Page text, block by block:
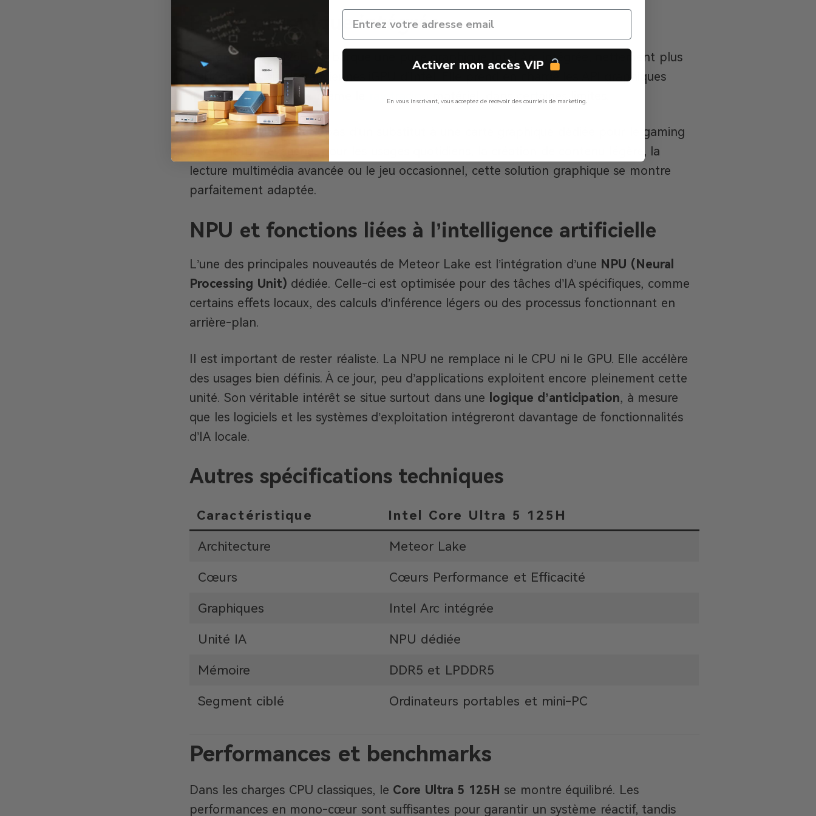
Partie graphique intégrée
Le Core Ultra 5 125H embarque une puce graphique Intel Arc intégrée, nettement plus
performante que les anciennes iGPU d’Intel. Elle prend en charge les API graphiques
modernes et propose même le
ray tracing matériel, dans certaines limites.
Il ne s’agit évidemment pas d’un substitut à une carte graphique dédiée pour le gaming
exigeant. En revanche, pour les usages quotidiens, la création de contenu légère, la
lecture multimédia avancée ou le jeu occasionnel, cette solution graphique se montre
parfaitement adaptée.
NPU et fonctions liées à l’intelligence artificielle
L’une des principales nouveautés de Meteor Lake est l’intégration d’une NPU (Neural
Processing Unit) dédiée. Celle-ci est optimisée pour des tâches d’IA spécifiques, comme
certains effets locaux, des calculs d’inférence légers ou des processus fonctionnant en
arrière-plan.
Il est important de rester réaliste. La NPU ne remplace ni le CPU ni le GPU. Elle accélère
des usages bien définis. À ce jour, peu d’applications exploitent encore pleinement cette
unité. Son véritable intérêt se situe surtout dans une logique d’anticipation, à mesure
que les logiciels et les systèmes d’exploitation intégreront davantage de fonctionnalités
d’IA locale.
Autres spécifications techniques
Caractéristique Intel Core Ultra 5 125H
Architecture Meteor Lake
Cœurs Cœurs Performance et Efficacité
Graphiques Intel Arc intégrée
Unité IA NPU dédiée
Mémoire DDR5 et LPDDR5
Segment ciblé Ordinateurs portables et mini-PC
Performances et benchmarks
Dans les charges CPU classiques, le Core Ultra 5 125H se montre équilibré. Les
performances en mono-cœur sont suffisantes pour garantir un système réactif, tandis
Activer mon accès VIP
En vous inscrivant, vous acceptez de recevoir des courriels de marketing.